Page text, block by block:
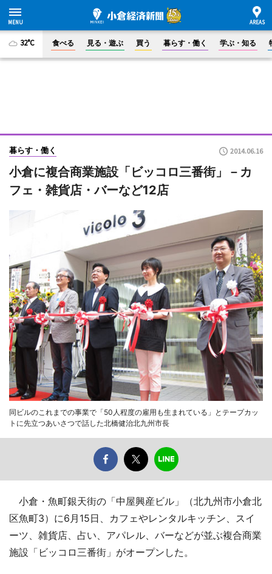
32°C 食べる 見る・遊ぶ 買う 暮らす・働く 学ぶ・知る
暮らす・働く 2014.06.16
小倉に複合商業施設「ビッコロ三番街」－カ
フェ・雑貨店・バーなど12店
同ビルのこれまでの事業で「50人程度の雇用も生まれている」とテープカッ
トに先立つあいさつで話した北橋健治北九州市長
小倉・魚町銀天街の「中屋興産ビル」（北九州市小倉北
区魚町3）に6月15日、カフェやレンタルキッチン、スイ
ーツ、雑貨店、占い、アパレル、バーなどが並ぶ複合商業
施設「ビッコロ三番街」がオープンした。